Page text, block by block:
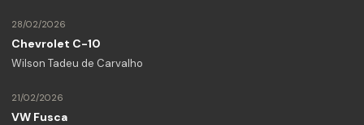
28/02/2026
Chevrolet C-10
Wilson Tadeu de Carvalho
21/02/2026
VW Fusca